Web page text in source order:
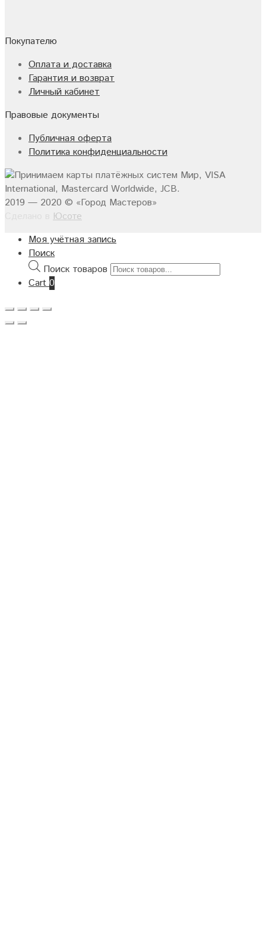
Покупателю
Оплата и доставка
Гарантия и возврат
Личный кабинет
Правовые документы
Публичная оферта
Политика конфиденциальности
2019 — 2020 © «Город Мастеров»
Юсоте
Моя учётная запись
Поиск
Поиск товаров
Cart 0